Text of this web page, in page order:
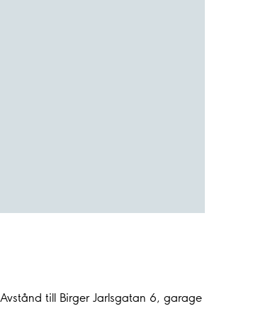
Avstånd till Birger Jarlsgatan 6, garage